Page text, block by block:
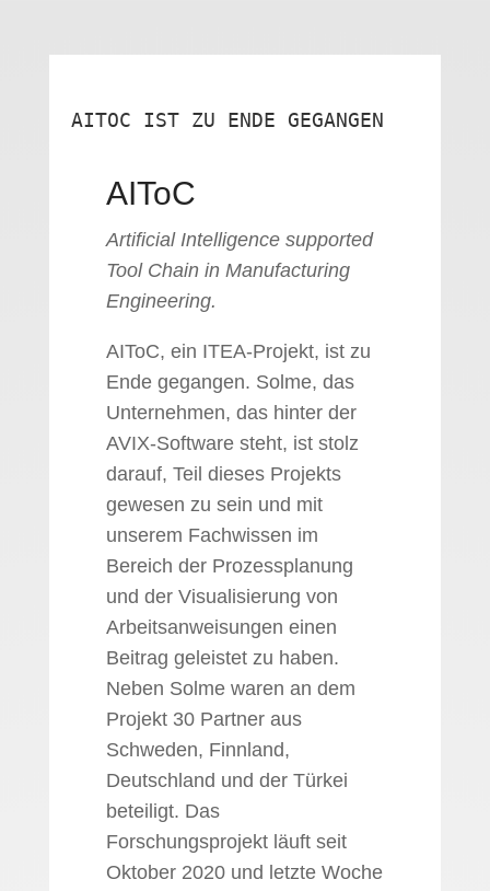
AITOC IST ZU ENDE GEGANGEN
AIToC
Artificial Intelligence supported
Tool Chain in Manufacturing
Engineering.
AIToC, ein ITEA-Projekt, ist zu
Ende gegangen. Solme, das
Unternehmen, das hinter der
AVIX-Software steht, ist stolz
darauf, Teil dieses Projekts
gewesen zu sein und mit
unserem Fachwissen im
Bereich der Prozessplanung
und der Visualisierung von
Arbeitsanweisungen einen
Beitrag geleistet zu haben.
Neben Solme waren an dem
Projekt 30 Partner aus
Schweden, Finnland,
Deutschland und der Türkei
beteiligt. Das
Forschungsprojekt läuft seit
Oktober 2020 und letzte Woche